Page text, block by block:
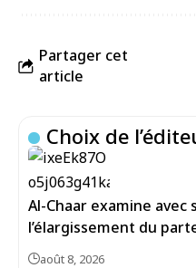
Partager cet
article
Choix de
Al-Chaar examine
l’élargissement du
août 8, 2026